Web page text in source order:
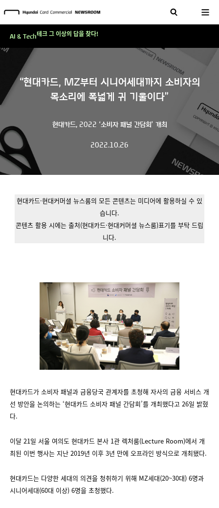
“현대카드, MZ부터 시니어세대까지 소비자의
목소리에 폭넓게 귀 기울이다”
현대카드, 2022 ‘소비자 패널 간담회’ 개최
2022.10.26
현대카드·현대커머셜 뉴스룸의 모든 콘텐츠는 미디어에 활용하실 수 있
습니다.
콘텐츠 활용 시에는 출처(현대카드·현대커머셜 뉴스룸)표기를 부탁 드립
니다.
현대카드가 소비자 패널과 금융당국 관계자를 초청해 자사의 금융 서비스 개
선 방안을 논의하는 ‘현대카드 소비자 패널 간담회’를 개최했다고 26일 밝혔
다.
이달 21일 서울 여의도 현대카드 본사 1관 렉처룸(Lecture Room)에서 개
최된 이번 행사는 지난 2019년 이후 3년 만에 오프라인 방식으로 개최됐다.
현대카드는 다양한 세대의 의견을 청취하기 위해 MZ세대(20~30대) 6명과
시니어세대(60대 이상) 6명을 초청했다.
AI & Tech테크 그 이상의 답을 찾다!
현대카드, 스테이블코인 국제송금 실제 도입 가능한 수준 준비 마쳐
테크 그 이상의 답을 찾다!